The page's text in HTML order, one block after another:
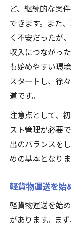
ど、継続的な案
できます。また
く不安だったが
収入につながっ
も始めやすい環
スタートし、徐
道です。
注意点として、
スト管理が必要
出のバランスを
めの基本となりま
軽貨物運送を始
軽貨物運送を始
があります。ま